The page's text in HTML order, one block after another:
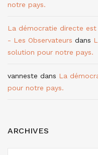
notre pays.
La démocratie directe
- Les Observateurs dans
solution pour notre pays.
vanneste dans La
pour notre pays.
ARCHIVES
ARCHIVES